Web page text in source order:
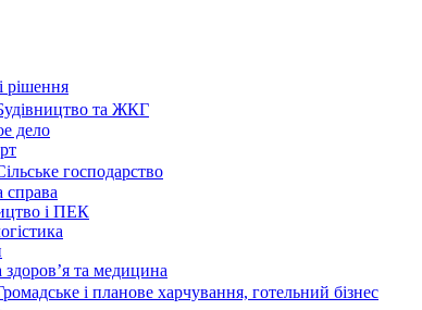
рішення
та ЖКГ
дело
господарство
і ПЕК
та медицина
і планове харчування, готельний бізнес